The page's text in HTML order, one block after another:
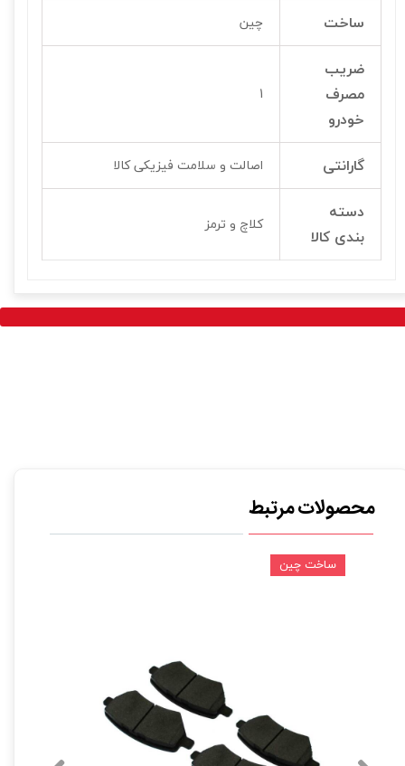
ساخت چین
ضریب
مصرف
خودرو
1
گارانتی اصالت و سلامت فیزیکی کالا
دسته
بندی کالا
کلاچ و ترمز
محصولات مرتبط
ساخت چین